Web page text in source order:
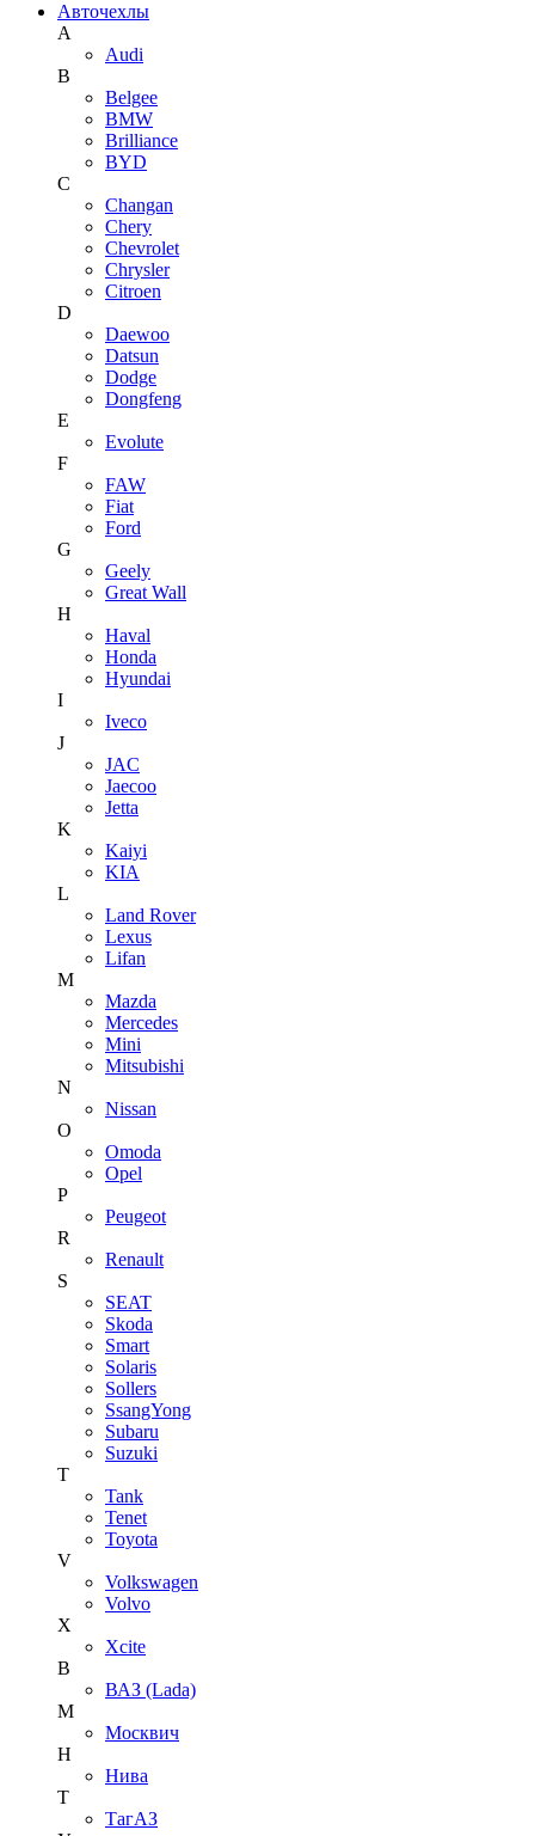
Авточехлы
A
Audi
B
Belgee
BMW
Brilliance
BYD
C
Changan
Chery
Chevrolet
Chrysler
Citroen
D
Daewoo
Datsun
Dodge
Dongfeng
E
Evolute
F
FAW
Fiat
Ford
G
Geely
Great Wall
H
Haval
Honda
Hyundai
I
Iveco
J
JAC
Jaecoo
Jetta
K
Kaiyi
KIA
L
Land Rover
Lexus
Lifan
M
Mazda
Mercedes
Mini
Mitsubishi
N
Nissan
O
Omoda
Opel
P
Peugeot
R
Renault
S
SEAT
Skoda
Smart
Solaris
Sollers
SsangYong
Subaru
Suzuki
T
Tank
Tenet
Toyota
V
Volkswagen
Volvo
X
Xcite
В
ВАЗ (Lada)
М
Москвич
Н
Нива
Т
ТагАЗ